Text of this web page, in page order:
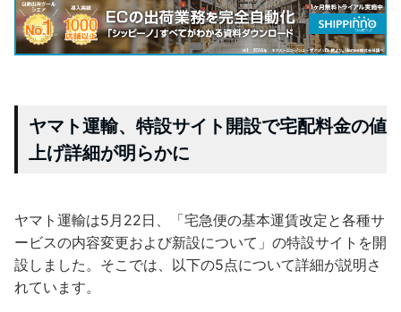
ヤマト運輸、特設サイト開設で宅配料金の値
上げ詳細が明らかに
ヤマト運輸は5月22日、「宅急便の基本運賃改定と各種サ
ービスの内容変更および新設について」の特設サイトを開
設しました。そこでは、以下の5点について詳細が説明さ
れています。